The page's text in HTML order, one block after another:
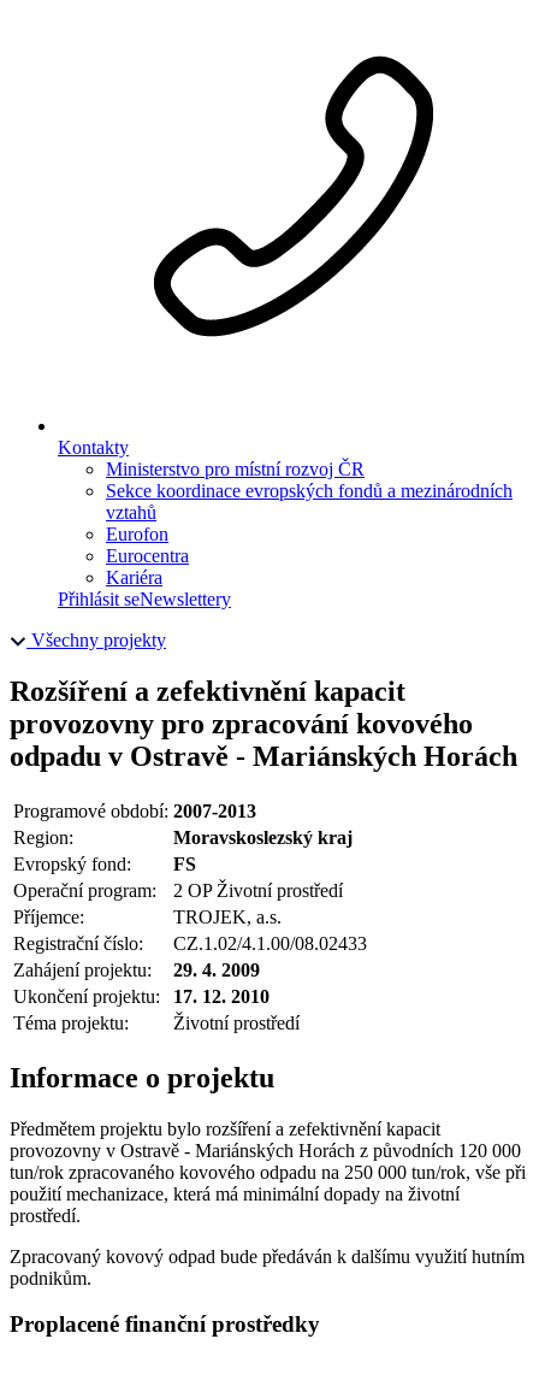
Kontakty
Ministerstvo pro místní rozvoj ČR
Sekce koordinace evropských fondů a mezinárodních
vztahů
Eurofon
Eurocentra
Kariéra
Přihlásit seNewslettery
Všechny projekty
Rozšíření a zefektivnění kapacit
provozovny pro zpracování kovového
odpadu v Ostravě - Mariánských Horách
Programové období: 2007-2013
Region:
Moravskoslezský kraj
Evropský fond:
FS
Operační program:
2 OP Životní prostředí
Příjemce:
TROJEK, a.s.
Registrační číslo:
CZ.1.02/4.1.00/08.02433
Zahájení projektu:
29. 4. 2009
Ukončení projektu:
17. 12. 2010
Téma projektu:
Životní prostředí
Informace o projektu
Předmětem projektu bylo rozšíření a zefektivnění kapacit
provozovny v Ostravě - Mariánských Horách z původních 120 000
tun/rok zpracovaného kovového odpadu na 250 000 tun/rok, vše při
použití mechanizace, která má minimální dopady na životní
prostředí.
Zpracovaný kovový odpad bude předáván k dalšímu využití hutním
podnikům.
Proplacené finanční prostředky